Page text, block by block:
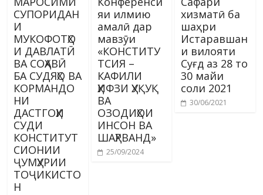
СУПОРИДАН
И
МУКОФОТҲО
И ДАВЛАТӢ
ВА СОҲАВӢ
БА СУДЯҲО ВА
КОРМАНДО
НИ
ДАСТГОҲИ
СУДИ
КОНСТИТУТ
СИОНИИ
ҶУМҲУРИИ
ТОҶИКИСТО
Н
яи илмию
амалӣ дар
мавзӯи
«КОНСТИТУ
ТСИЯ –
КАФИЛИ
ҲИФЗИ ҲУҚУҚ
ВА
ОЗОДИҲОИ
ИНСОН ВА
ШАҲРВАНД»
25/09/2024
хизматӣ ба
шаҳри
Истаравшан
и вилояти
Суғд аз 28 то
30 майи
соли 2021
30/06/2021